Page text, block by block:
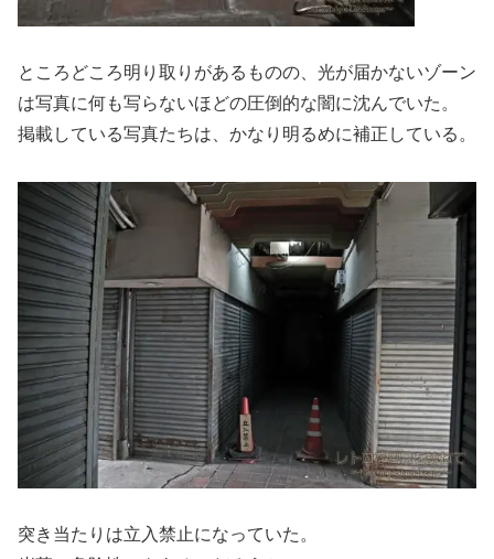
ところどころ明り取りがあるものの、光が届かないゾーン
は写真に何も写らないほどの圧倒的な闇に沈んでいた。
掲載している写真たちは、かなり明るめに補正している。
突き当たりは立入禁止になっていた。